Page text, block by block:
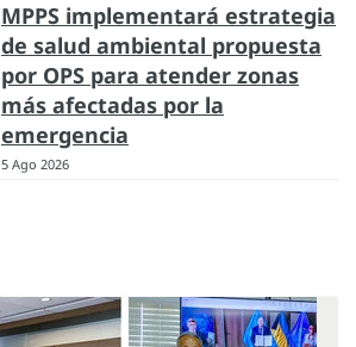
MPPS implementará estrategia
de salud ambiental propuesta
por OPS para atender zonas
más afectadas por la
emergencia
5 Ago 2026